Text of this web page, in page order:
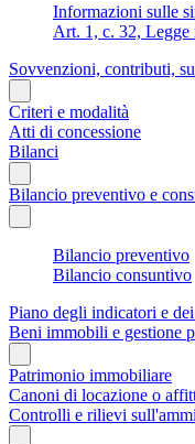
Informazioni sulle
Art. 1, c. 32, Legge
Sovvenzioni, contributi,
Criteri e modalità
Atti di concessione
Bilanci
Bilancio preventivo e
Bilancio preventivo
Bilancio consuntivo
Piano degli indicatori e
Beni immobili e gestione
Patrimonio immobiliare
Canoni di locazione o
Controlli e rilievi